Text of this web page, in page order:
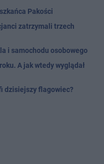
Pakości
zatrzymali trzech
i samochodu osobowego
A jak wtedy wyglądał
dzisiejszy flagowiec?